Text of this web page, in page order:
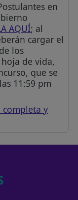
en
AQUÍ; al
cargar el
los
de vida,
que se
11:59 pm
completa y